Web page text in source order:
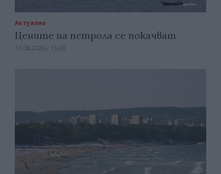
Актуално
Цените на петрола се покачват
10.08.2026 / 15:00